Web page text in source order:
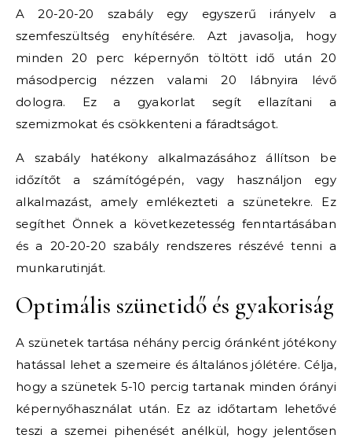
A 20-20-20 szabály egy egyszerű irányelv a
szemfeszültség enyhítésére. Azt javasolja, hogy
minden 20 perc képernyőn töltött idő után 20
másodpercig nézzen valami 20 lábnyira lévő
dologra. Ez a gyakorlat segít ellazítani a
szemizmokat és csökkenteni a fáradtságot.
A szabály hatékony alkalmazásához állítson be
időzítőt a számítógépén, vagy használjon egy
alkalmazást, amely emlékezteti a szünetekre. Ez
segíthet Önnek a következetesség fenntartásában
és a 20-20-20 szabály rendszeres részévé tenni a
munkarutinját.
Optimális szünetidő és gyakoriság
A szünetek tartása néhány percig óránként jótékony
hatással lehet a szemeire és általános jólétére. Célja,
hogy a szünetek 5-10 percig tartanak minden órányi
képernyőhasználat után. Ez az időtartam lehetővé
teszi a szemei pihenését anélkül, hogy jelentősen